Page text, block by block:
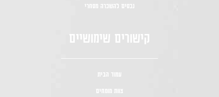
נכסים להשכרה מסחרי
קישורים שימושיים
עמוד הבית
צוות מומחים